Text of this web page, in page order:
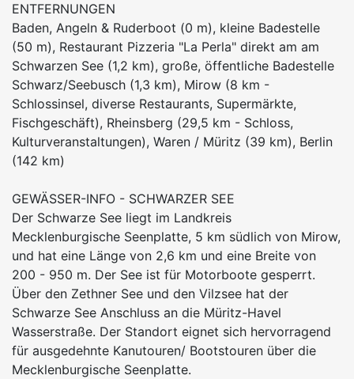
ENTFERNUNGEN
Baden, Angeln & Ruderboot (0 m), kleine Badestelle
(50 m), Restaurant Pizzeria "La Perla" direkt am am
Schwarzen See (1,2 km), große, öffentliche Badestelle
Schwarz/Seebusch (1,3 km), Mirow (8 km -
Schlossinsel, diverse Restaurants, Supermärkte,
Fischgeschäft), Rheinsberg (29,5 km - Schloss,
Kulturveranstaltungen), Waren / Müritz (39 km), Berlin
(142 km)
GEWÄSSER-INFO - SCHWARZER SEE
Der Schwarze See liegt im Landkreis
Mecklenburgische Seenplatte, 5 km südlich von Mirow,
und hat eine Länge von 2,6 km und eine Breite von
200 - 950 m. Der See ist für Motorboote gesperrt.
Über den Zethner See und den Vilzsee hat der
Schwarze See Anschluss an die Müritz-Havel
Wasserstraße. Der Standort eignet sich hervorragend
für ausgedehnte Kanutouren/ Bootstouren über die
Mecklenburgische Seenplatte.